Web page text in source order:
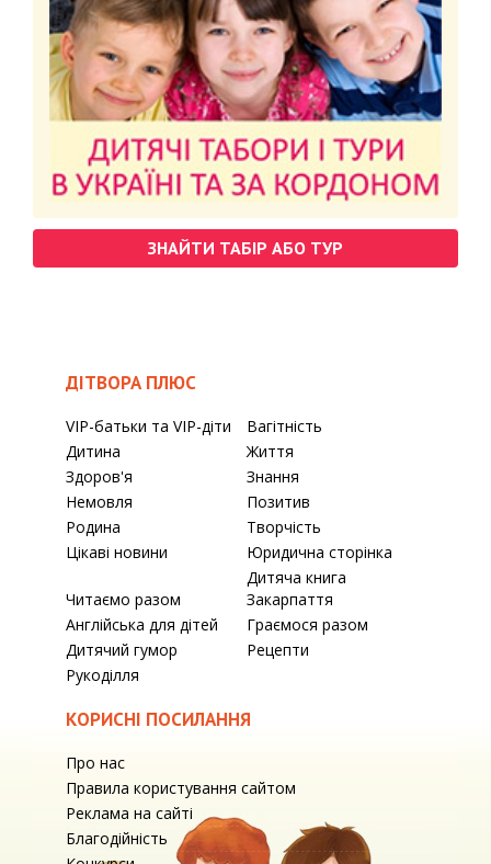
ЗНАЙТИ ТАБІР АБО ТУР
ДІТВОРА ПЛЮС
VIP-батьки та VIP-діти
Вагітність
Дитина
Життя
Здоров'я
Знання
Немовля
Позитив
Родина
Творчість
Цікаві новини
Юридична сторінка
Читаємо разом
Дитяча книга
Закарпаття
Англійська для дітей
Граємося разом
Дитячий гумор
Рецепти
Рукоділля
КОРИСНІ ПОСИЛАННЯ
Про нас
Правила користування сайтом
Реклама на сайті
Благодійність